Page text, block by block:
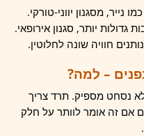
נייר, מסגנון יווני-טורקי.
יותר, סגנון אירופאי.
חוויה שונה לחלוטין.
– למה?
נסחט מספיק. תרד צריך
אם זה אומר לוותר על חלק